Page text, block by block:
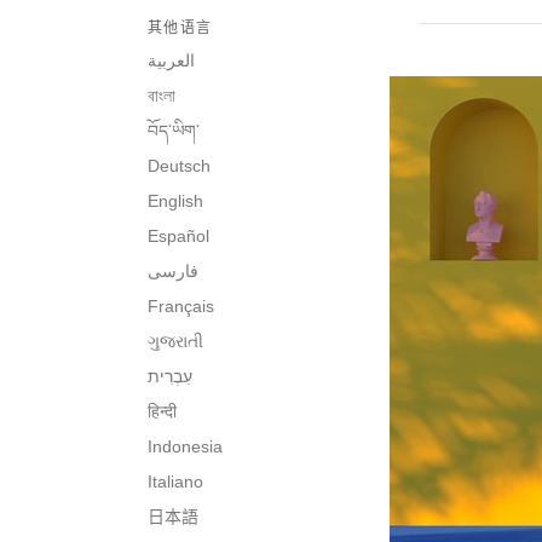
其他语言
العربية
বাংলা
བོད་ཡིག་
Deutsch
English
Español
فارسی
Français
ગુજરાતી
हिन्दी
Indonesia
Italiano
日本語